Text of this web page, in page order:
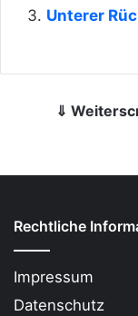
Unterer
⇓
Rechtliche
Impressum
Datenschutz